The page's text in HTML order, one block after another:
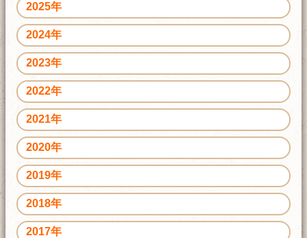
2025年
2024年
2023年
2022年
2021年
2020年
2019年
2018年
2017年